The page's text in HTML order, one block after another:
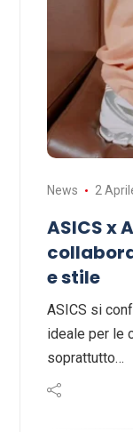
News 2
ASICS x
e stile
ASICS si
ideale per le
soprattutto…